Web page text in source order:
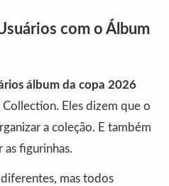
com o Álbum
álbum da copa 2026
Eles dizem que o
a coleção. E também
figurinhas.
mas todos